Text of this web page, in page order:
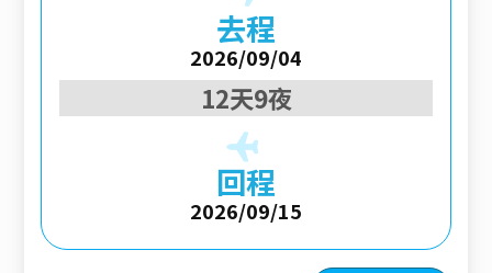
去程
2026/09/04
12天9夜
回程
2026/09/15